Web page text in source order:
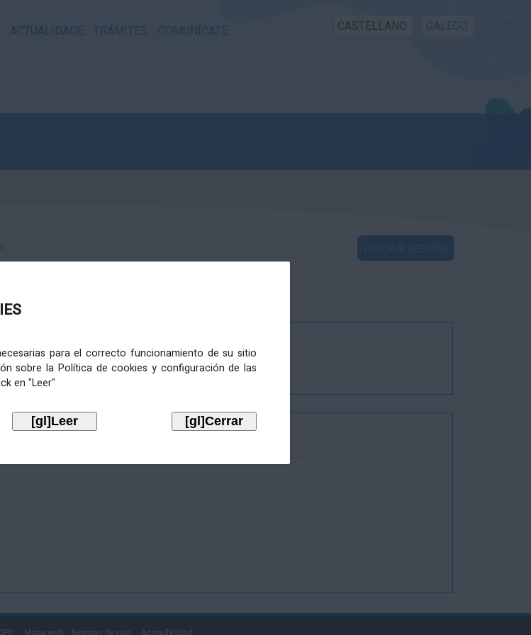
ACTUALIDADE TRÁMITES COMUNÍCATE CASTELLANO GALEGO
para el correcto funcionamiento de su sitio
sobre la Política de cookies y configuración de las
en "Leer"
INICIAR SESIÓN
Mapa web Normas de uso Accesibilidad